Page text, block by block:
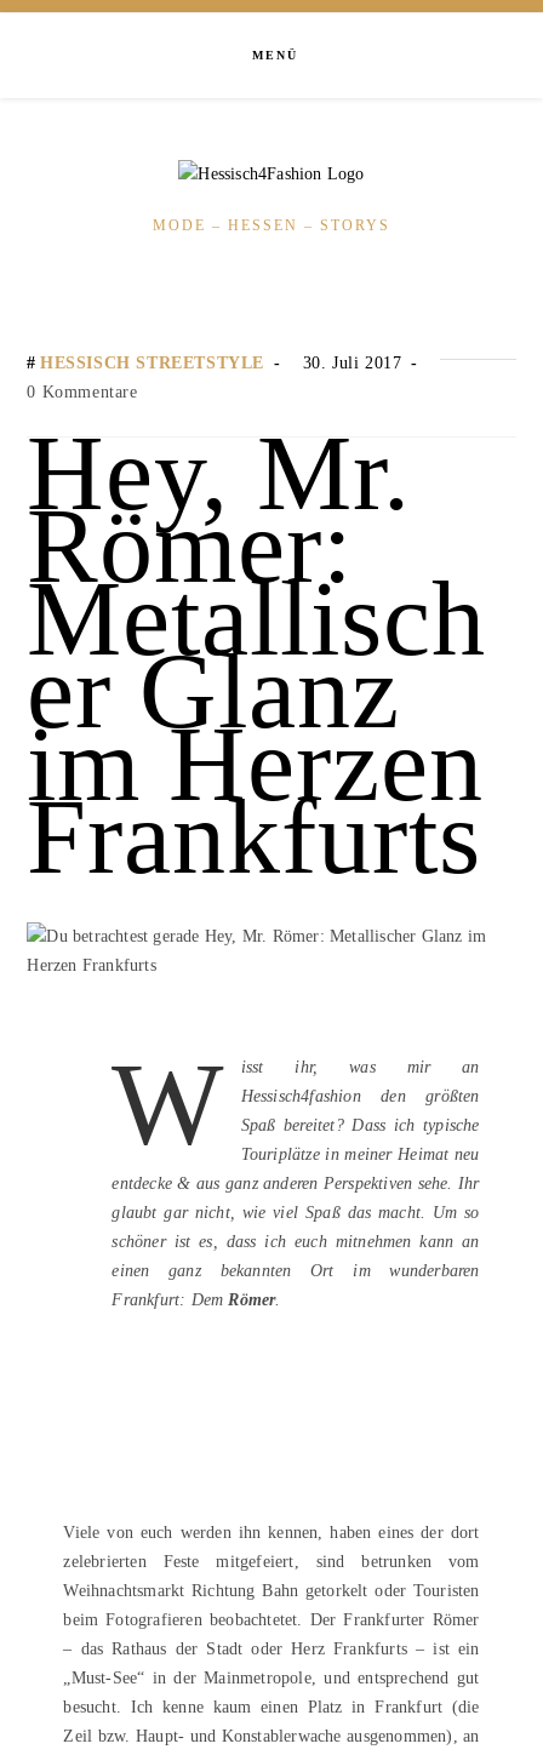
MENÜ
MODE – HESSEN – STORYS
HESSISCH STREETSTYLE
30. Juli 2017
0 Kommentare
Hey, Mr.
Römer:
Metallisch
er Glanz
im Herzen
Frankfurts
W
isst ihr, was mir an
Hessisch4fashion den größten
Spaß bereitet? Dass ich typische
Touriplätze in meiner Heimat neu
entdecke & aus ganz anderen Perspektiven sehe. Ihr
glaubt gar nicht, wie viel Spaß das macht. Um so
schöner ist es, dass ich euch mitnehmen kann an
einen ganz bekannten Ort im wunderbaren
Frankfurt: Dem Römer.
Viele von euch werden ihn kennen, haben eines der dort
zelebrierten Feste mitgefeiert, sind betrunken vom
Weihnachtsmarkt Richtung Bahn getorkelt oder Touristen
beim Fotografieren beobachtetet. Der Frankfurter Römer
– das Rathaus der Stadt oder Herz Frankfurts – ist ein
„Must-See“ in der Mainmetropole, und entsprechend gut
besucht. Ich kenne kaum einen Platz in Frankfurt (die
Zeil bzw. Haupt- und Konstablerwache ausgenommen), an